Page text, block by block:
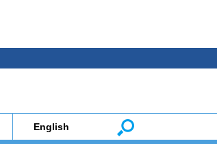
English